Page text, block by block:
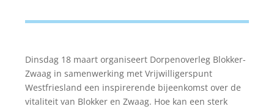
Dinsdag 18 maart organiseert Dorpenoverleg Blokker-
Zwaag in samenwerking met Vrijwilligerspunt
Westfriesland een inspirerende bijeenkomst over de
vitaliteit van Blokker en Zwaag. Hoe kan een sterk